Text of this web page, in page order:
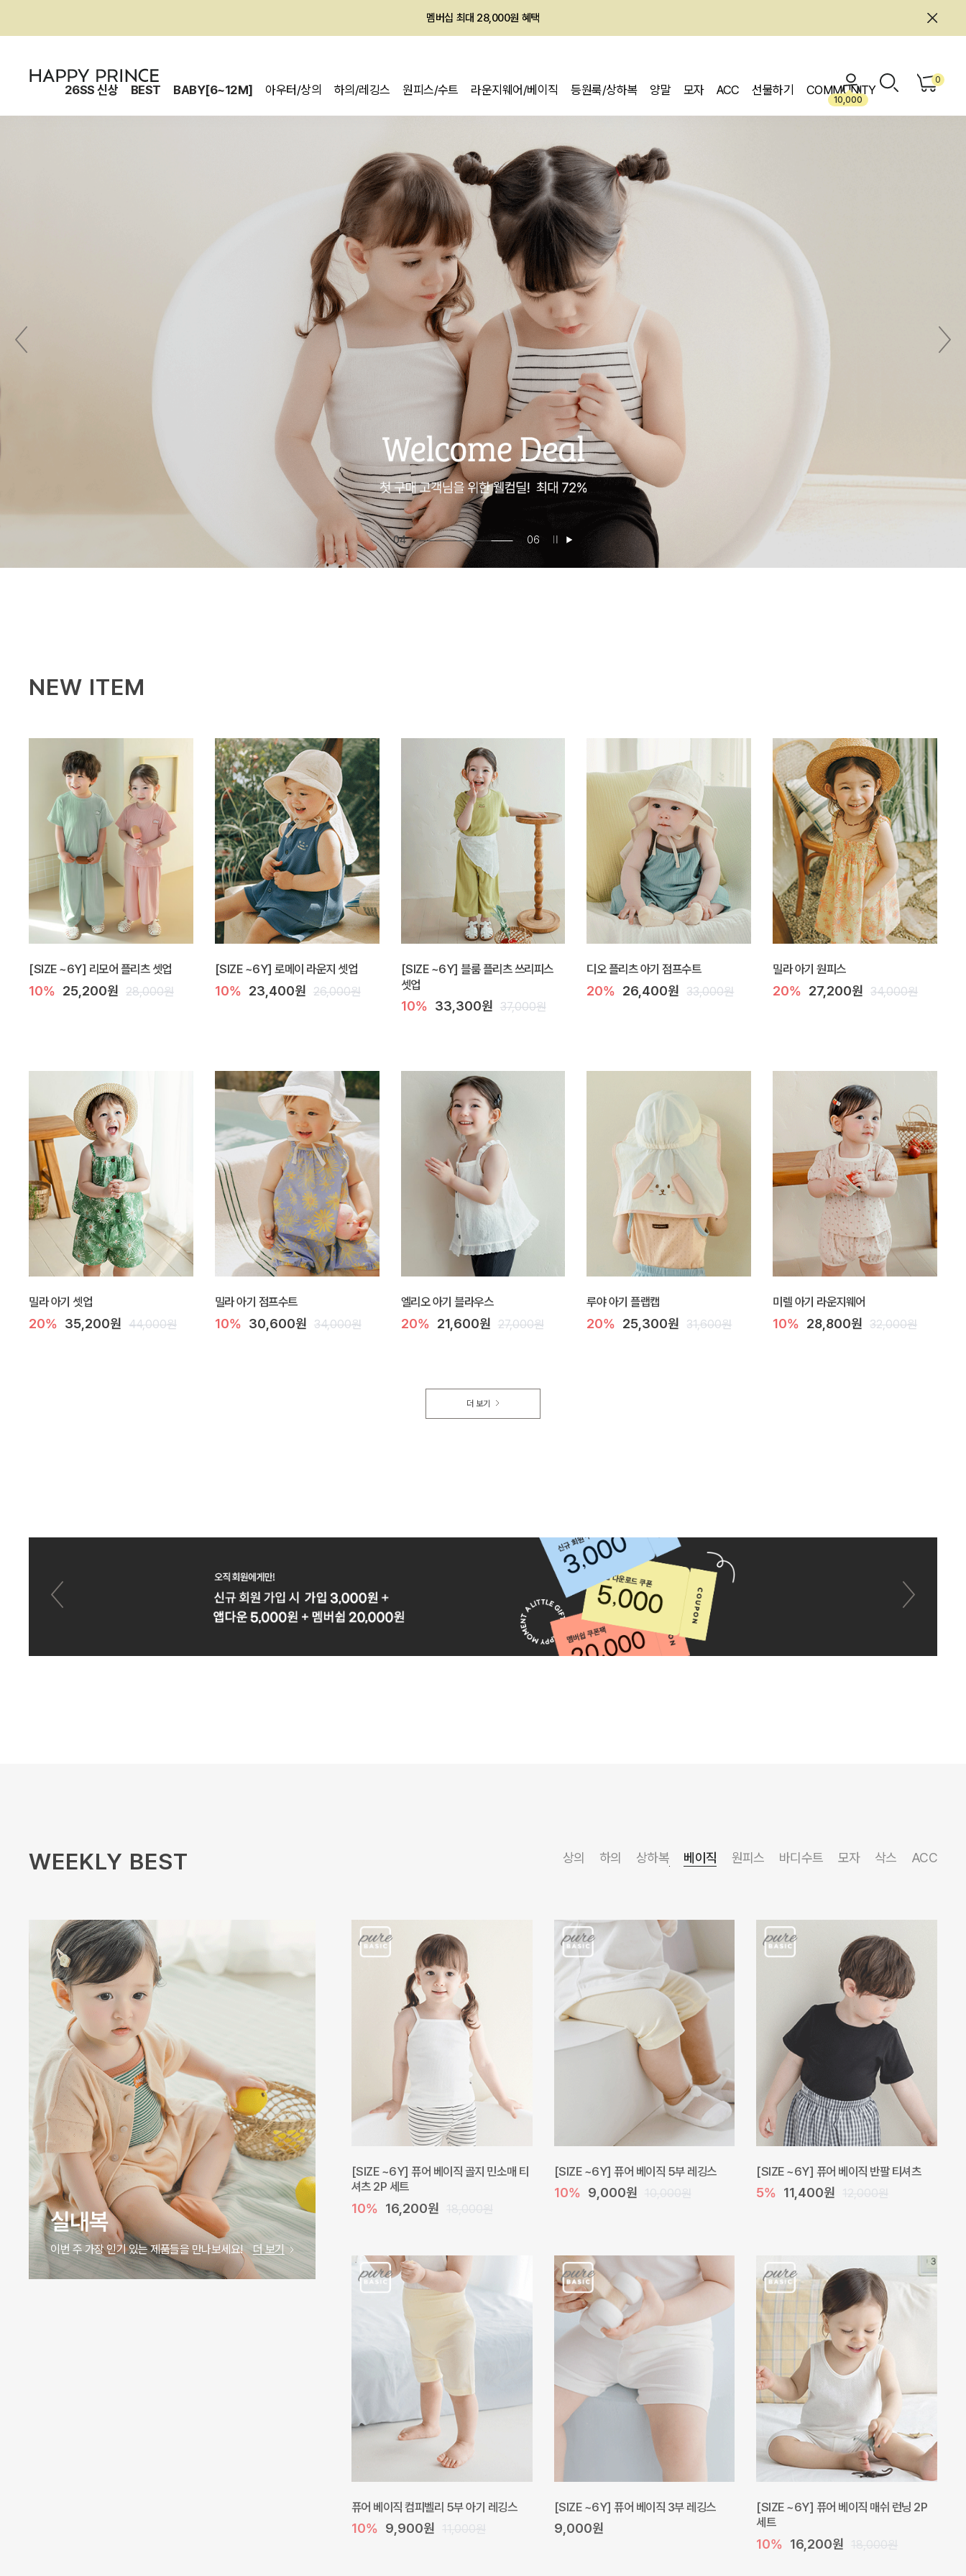
회원전용 아울렛, 가입하면 ~60% 할인!
26SS 신상 BEST BABY[6~12M] 아우터/상의 하의/레깅스 원피스/수트 라운지웨어/베이직 등원룩/상하복 양말 모자 ACC 선물하기 COMMUNITY
10,000
0
04 06
NEW ITEM
[SIZE ~6Y] 리모어 플리츠 셋업
10% 25,200원 28,000원
[SIZE ~6Y] 로메이 라운지 셋업
10% 23,400원 26,000원
[SIZE ~6Y] 블룸 플리츠 쓰리피스
셋업
10% 33,300원 37,000원
디오 플리츠 아기 점프수트
20% 26,400원 33,000원
밀라 아기 원피스
20% 27,200원 34,000원
밀라 아기 셋업
20% 35,200원 44,000원
밀라 아기 점프수트
10% 30,600원 34,000원
엘리오 아기 블라우스
20% 21,600원 27,000원
루야 아기 플랩캡
20% 25,300원 31,600원
미렐 아기 라운지웨어
10% 28,800원 32,000원
더 보기
WEEKLY BEST 상의 하의 상하복 베이직 원피스 바디수트 모자 삭스 ACC
실내복
이번 주 가장 인기 있는 제품들을 만나보세요! 더 보기
[SIZE ~6Y] 퓨어 베이직 골지 민소매 티
셔츠 2P 세트
10% 16,200원 18,000원
[SIZE ~6Y] 퓨어 베이직 5부 레깅스
10% 9,000원 10,000원
[SIZE ~6Y] 퓨어 베이직 반팔 티셔츠
5% 11,400원 12,000원
퓨어 베이직 컴피벨리 5부 아기 레깅스
10% 9,900원 11,000원
[SIZE ~6Y] 퓨어 베이직 3부 레깅스
9,000원
[SIZE ~6Y] 퓨어 베이직 매쉬 런닝 2P
세트
10% 16,200원 18,000원